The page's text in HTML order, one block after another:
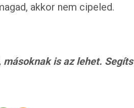
akkor nem cipeled.
másoknak is az lehet.